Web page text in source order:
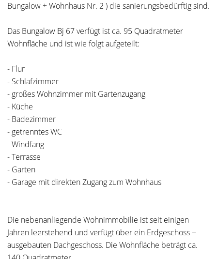
Bungalow + Wohnhaus Nr. 2 ) die sanierungsbedürftig sind.
Das Bungalow Bj 67 verfügt ist ca. 95 Quadratmeter
Wohnfläche und ist wie folgt aufgeteilt:
- Flur
- Schlafzimmer
- großes Wohnzimmer mit Gartenzugang
- Küche
- Badezimmer
- getrenntes WC
- Windfang
- Terrasse
- Garten
- Garage mit direkten Zugang zum Wohnhaus
Die nebenanliegende Wohnimmobilie ist seit einigen
Jahren leerstehend und verfügt über ein Erdgeschoss +
ausgebauten Dachgeschoss. Die Wohnfläche beträgt ca.